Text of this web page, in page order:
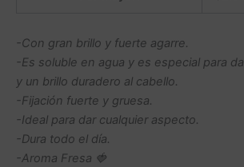
-Con gran brillo y fuerte agarre.
-Es soluble en agua y es especial para
y un brillo duradero al cabello.
-Fijación fuerte y gruesa.
-Ideal para dar cualquier aspecto.
-Dura todo el día.
-Aroma Fresa 🍓